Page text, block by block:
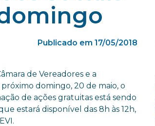
Publicado em 17/05/2018
de Vereadores e a
domingo, 20 de maio, o
de ações gratuitas está sendo
estará disponível das 8h às 12h,